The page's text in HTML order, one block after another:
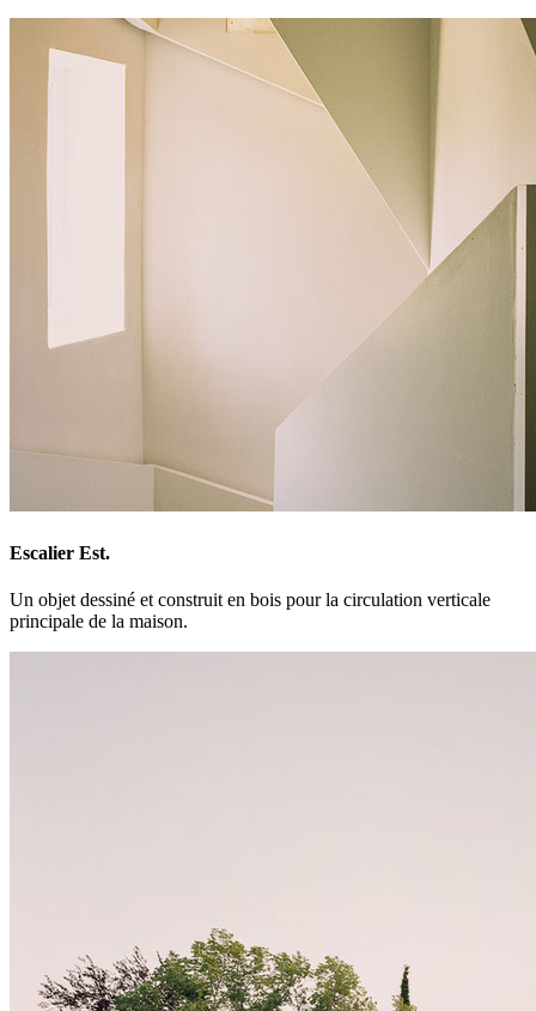
Escalier Est.
Un objet dessiné et construit en bois pour la circulation verticale
principale de la maison.